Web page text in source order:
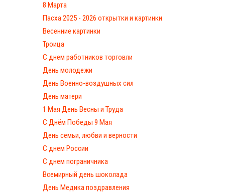
8 Марта
Пасха 2025 - 2026 открытки и картинки
Весенние картинки
Троица
С днем работников торговли
День молодежи
День Военно-воздушных сил
День матери
1 Мая День Весны и Труда
С Днём Победы 9 Мая
День семьи, любви и верности
С днем России
С днем пограничника
Всемирный день шоколада
День Медика поздравления